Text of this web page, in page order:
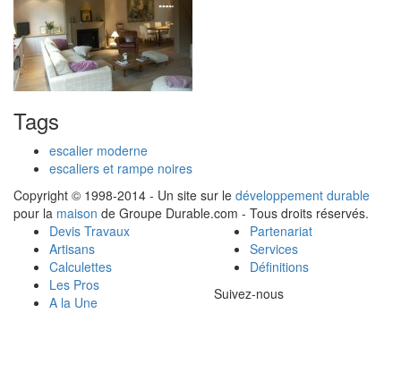
Tags
escalier moderne
escaliers et rampe noires
Copyright © 1998-2014 - Un site sur le développement durable
pour la maison de Groupe Durable.com - Tous droits réservés.
Devis Travaux
Artisans
Calculettes
Les Pros
A la Une
Partenariat
Services
Définitions
Suivez-nous